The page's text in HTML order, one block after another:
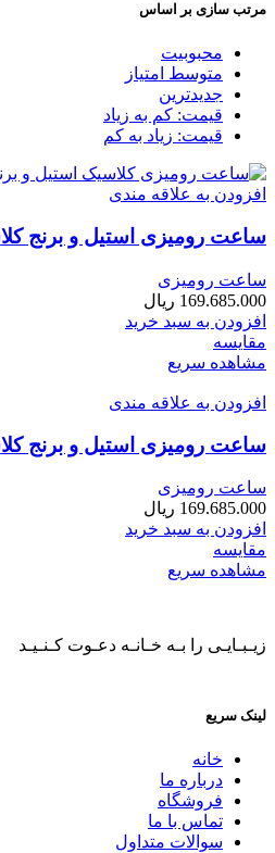
مرتب سازی بر اساس
محبوبیت
متوسط امتیاز
جدیدترین
قیمت: کم به زیاد
قیمت: زیاد به کم
افزودن به علاقه مندی
ساعت رومیزی استیل و برنج
ساعت رومیزی
169.685.000 ریال
افزودن به سبد خرید
مقایسه
مشاهده سریع
افزودن به علاقه مندی
ساعت رومیزی استیل و برنج
ساعت رومیزی
169.685.000 ریال
افزودن به سبد خرید
مقایسه
مشاهده سریع
زیـبـایـی را بـه خـانـه دعـوت کـنـیـد
لینک سریع
خانه
درباره ما
فروشگاه
تماس با ما
سوالات متداول